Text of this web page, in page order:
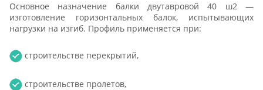
Основное назначение балки двутавровой 40 ш2 —
изготовление горизонтальных балок, испытывающих
нагрузки на изгиб. Профиль применяется при:
строительстве перекрытий,
строительстве пролетов,